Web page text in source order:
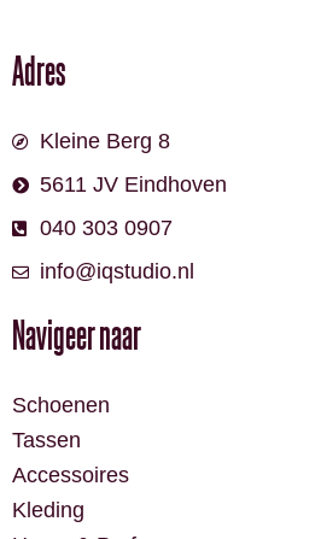
Adres
Kleine Berg 8
5611 JV Eindhoven
040 303 0907
info@iqstudio.nl
Navigeer naar
Schoenen
Tassen
Accessoires
Kleding